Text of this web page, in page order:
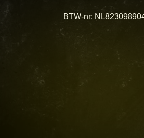
BTW-nr: